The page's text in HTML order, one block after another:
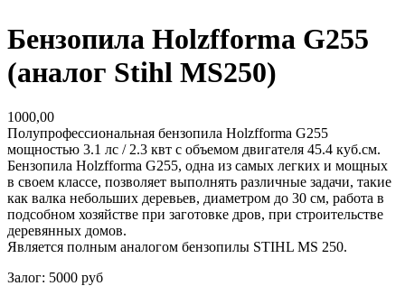
Бензопила Holzfforma G255
(аналог Stihl MS250)
1000,00
Полупрофессиональная бензопила Holzfforma G255
мощностью 3.1 лс / 2.3 квт с объемом двигателя 45.4 куб.см.
Бензопила Holzfforma G255, одна из самых легких и мощных
в своем классе, позволяет выполнять различные задачи, такие
как валка небольших деревьев, диаметром до 30 см, работа в
подсобном хозяйстве при заготовке дров, при строительстве
деревянных домов.
Является полным аналогом бензопилы STIHL MS 250.
Залог: 5000 руб